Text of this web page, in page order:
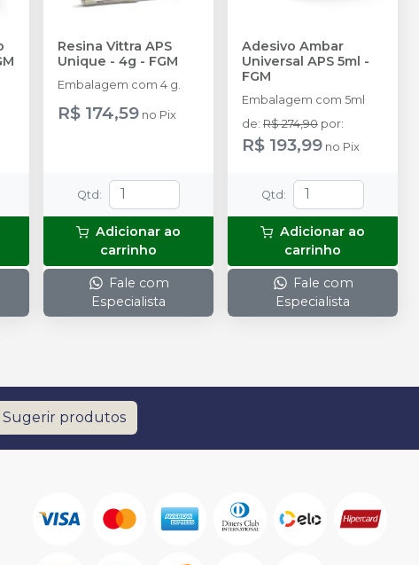
Resina Vittra APS
Unique - 4g - FGM
Embalagem com 4 g.
R$ 174,59 no Pix
Qtd :
Adicionar ao
carrinho
Fale com
Especialista
Adesivo Ambar
Universal APS 5ml -
FGM
Embalagem com 5ml
de: R$ 274,90 por:
R$ 193,99 no Pix
Qtd :
Adicionar ao
carrinho
Fale com
Especialista
Sugerir produtos